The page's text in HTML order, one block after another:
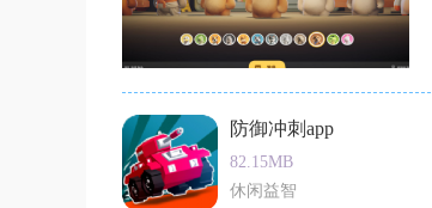
防御冲刺app
82.15MB
休闲益智